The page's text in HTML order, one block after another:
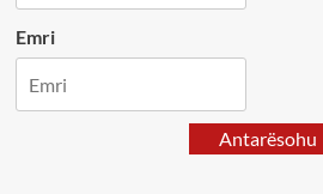
Emri
Antarësohu